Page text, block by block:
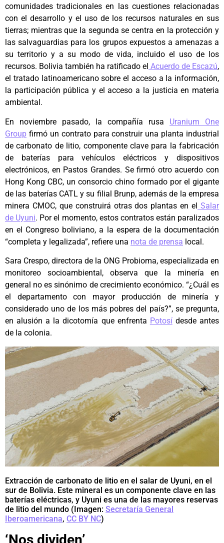
comunidades tradicionales en las cuestiones relacionadas
con el desarrollo y el uso de los recursos naturales en sus
tierras; mientras que la segunda se centra en la protección y
las salvaguardias para los grupos expuestos a amenazas a
su territorio y a su modo de vida, incluido el uso de los
recursos. Bolivia también ha ratificado el Acuerdo de Escazú,
el tratado latinoamericano sobre el acceso a la información,
la participación pública y el acceso a la justicia en materia
ambiental.
​​En noviembre pasado, la compañía rusa Uranium One
Group firmó un contrato para construir una planta industrial
de carbonato de litio, componente clave para la fabricación
de baterías para vehículos eléctricos y dispositivos
electrónicos, en Pastos Grandes. Se firmó otro acuerdo con
Hong Kong CBC, un consorcio chino formado por el gigante
de las baterías CATL y su filial Brunp, además de la empresa
minera CMOC, que construirá otras dos plantas en el Salar
de Uyuni. Por el momento, estos contratos están paralizados
en el Congreso boliviano, a la espera de la documentación
“completa y legalizada”, refiere una nota de prensa local.
Sara Crespo, directora de la ONG Probioma, especializada en
monitoreo socioambiental, observa que la minería en
general no es sinónimo de crecimiento económico. “¿Cuál es
el departamento con mayor producción de minería y
considerado uno de los más pobres del país?”, se pregunta,
en alusión a la dicotomía que enfrenta Potosídesde antes
de la colonia.
Extracción de carbonato de litio en el salar de Uyuni, en el
sur de Bolivia. Este mineral es un componente clave en las
baterías eléctricas, y Uyuni es una de las mayores reservas
de litio del mundo (Imagen: Secretaría General
Iberoamericana, CC BY NC)